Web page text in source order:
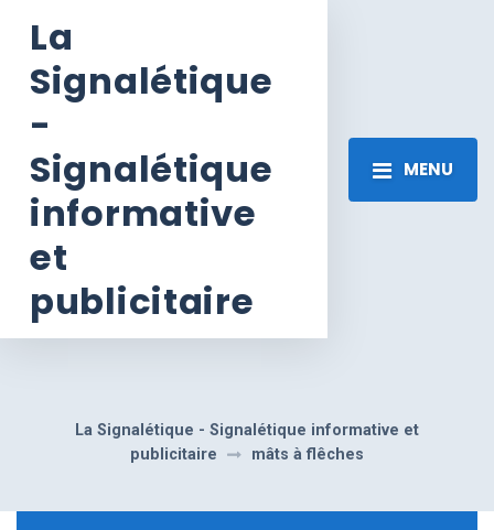
La
Signalétique
-
Signalétique
informative
et
publicitaire
MENU
La Signalétique - Signalétique informative et
publicitaire
mâts à flêches